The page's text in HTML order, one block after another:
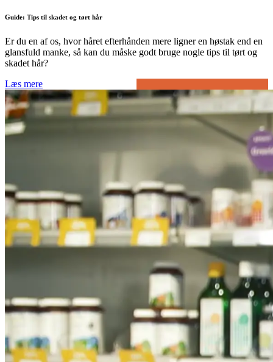
Guide: Tips til skadet og tørt hår
Er du en af os, hvor håret efterhånden mere ligner en høstak end en
glansfuld manke, så kan du måske godt bruge nogle tips til tørt og
skadet hår?
Læs mere